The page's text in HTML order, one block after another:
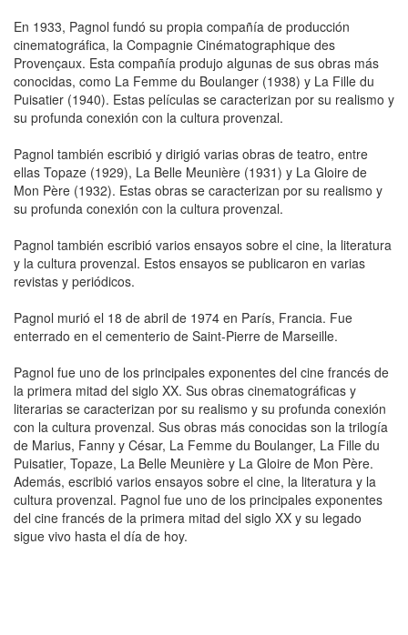
En 1933, Pagnol fundó su propia compañía de producción
cinematográfica, la Compagnie Cinématographique des
Provençaux. Esta compañía produjo algunas de sus obras más
conocidas, como La Femme du Boulanger (1938) y La Fille du
Puisatier (1940). Estas películas se caracterizan por su realismo y
su profunda conexión con la cultura provenzal.
Pagnol también escribió y dirigió varias obras de teatro, entre
ellas Topaze (1929), La Belle Meunière (1931) y La Gloire de
Mon Père (1932). Estas obras se caracterizan por su realismo y
su profunda conexión con la cultura provenzal.
Pagnol también escribió varios ensayos sobre el cine, la literatura
y la cultura provenzal. Estos ensayos se publicaron en varias
revistas y periódicos.
Pagnol murió el 18 de abril de 1974 en París, Francia. Fue
enterrado en el cementerio de Saint-Pierre de Marseille.
Pagnol fue uno de los principales exponentes del cine francés de
la primera mitad del siglo XX. Sus obras cinematográficas y
literarias se caracterizan por su realismo y su profunda conexión
con la cultura provenzal. Sus obras más conocidas son la trilogía
de Marius, Fanny y César, La Femme du Boulanger, La Fille du
Puisatier, Topaze, La Belle Meunière y La Gloire de Mon Père.
Además, escribió varios ensayos sobre el cine, la literatura y la
cultura provenzal. Pagnol fue uno de los principales exponentes
del cine francés de la primera mitad del siglo XX y su legado
sigue vivo hasta el día de hoy.